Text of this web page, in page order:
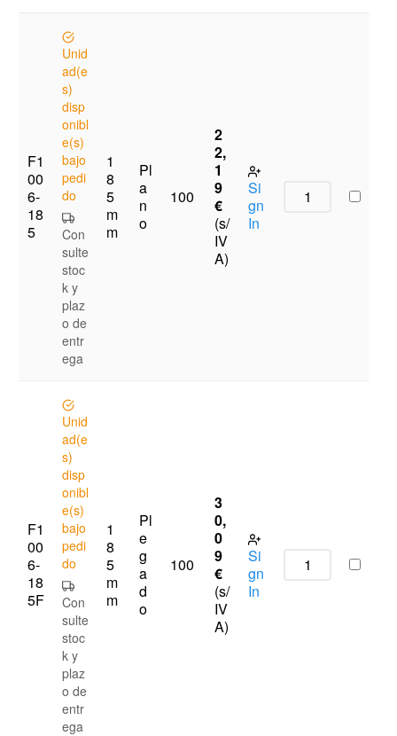
F1
00
6-
18
5
Unid
ad(e
s)
disp
onibl
e(s)
bajo
pedi
do
Con
sulte
stoc
k y
plaz
o de
entr
ega
1
8
5
m
m
Pl
a
n
o
100
2
2,
1
9
€
(s/
IV
A)
Si
gn
In
F1
00
6-
18
5F
Unid
ad(e
s)
disp
onibl
e(s)
bajo
pedi
do
Con
sulte
stoc
k y
plaz
o de
entr
ega
1
8
5
m
m
Pl
e
g
a
d
o
100
3
0,
0
9
€
(s/
IV
A)
Si
gn
In